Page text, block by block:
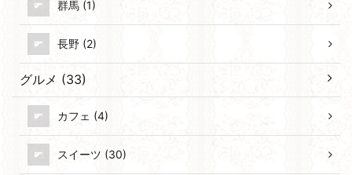
群馬 (1)
長野 (2)
グルメ (33)
カフェ (4)
スイーツ (30)